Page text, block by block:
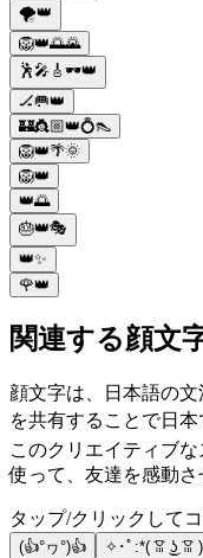
🌪️👑
🦁👑🌅🌄
🕺🎤🎸🕶️👑
🏒🥅👑
🏰👸🏼👑💍👠
🦁👑🌴🌞
🦁👑
👑🌅
🎂👑🎭
👑✨
🌹👑
関連する顔文
顔文字は、日本語の
を共有することで日
このクリエイティブ
使って、友達を感動さ
タップ/クリックして
(👍°ヮ°)👍 ✧･ﾟ:*( ͡ꈍ ͜ʖ̫ ͡ꈍ